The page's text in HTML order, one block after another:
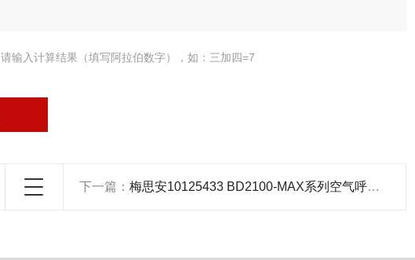
请输入计算结果（填写阿拉伯数字），如：三加四=7
下一篇：梅思安10125433 BD2100-MAX系列空气呼吸器